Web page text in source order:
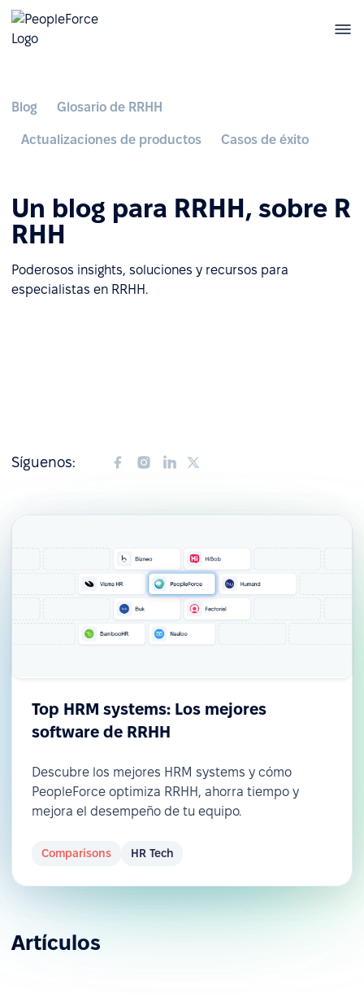
Blog Glosario de RRHH
Actualizaciones de productos Casos de éxito
Un blog para RRHH, sobre R
RHH
Poderosos insights, soluciones y recursos para
especialistas en RRHH.
Síguenos:
Top HRM systems: Los mejores
software de RRHH
Descubre los mejores HRM systems y cómo
PeopleForce optimiza RRHH, ahorra tiempo y
mejora el desempeño de tu equipo.
Comparisons HR Tech
Artículos